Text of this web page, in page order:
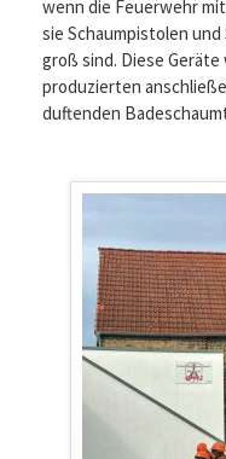
wenn die Feuerwehr
sie Schaumpistolen
groß sind. Diese
produzierten
duftenden